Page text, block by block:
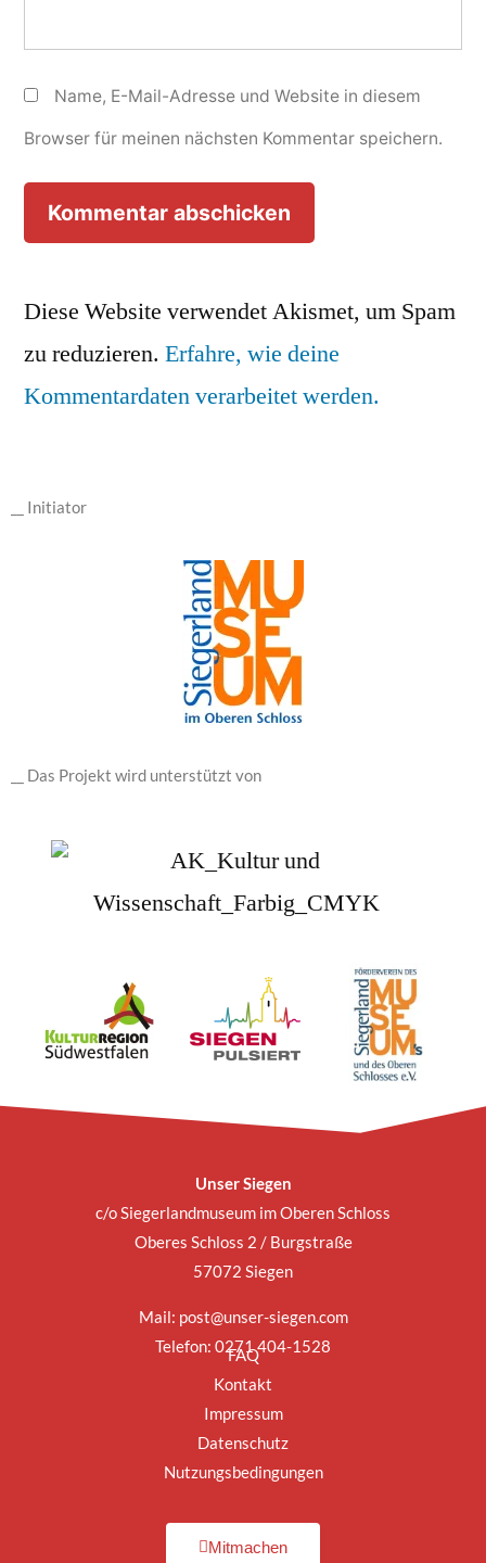
Name, E-Mail-Adresse und Website in diesem
Browser für meinen nächsten Kommentar speichern.
Diese Website verwendet Akismet, um Spam
zu reduzieren. Erfahre, wie deine
Kommentardaten verarbeitet werden.
__ Initiator
__ Das Projekt wird unterstützt von
Unser Siegen
c/o Siegerlandmuseum im Oberen Schloss
Oberes Schloss 2 / Burgstraße
57072 Siegen
Mail: post@unser-siegen.com
Telefon: 0271 404-1528
FAQ
Kontakt
Impressum
Datenschutz
Nutzungsbedingungen
Mitmachen